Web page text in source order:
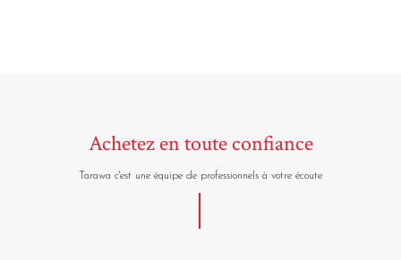
Achetez en toute confiance
Tarawa c'est une équipe de professionnels à votre écoute